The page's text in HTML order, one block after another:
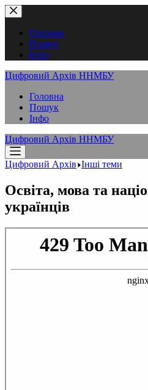
Перейти
до
вмістуГоловна
Пошук
Інфо
Цифровий Архів ННМБУ
Головна
Пошук
Інфо
Цифровий Архів ННМБУ
Цифровий Архів Інші теми
Освіта, мова та
українців